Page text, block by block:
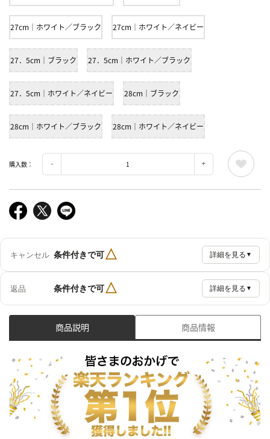
27cm｜ホワイト／ブラック 27cm｜ホワイト／ネイビー
27．5cm｜ブラック 27．5cm｜ホワイト／ブラック
27．5cm｜ホワイト／ネイビー 28cm｜ブラック
28cm｜ホワイト／ブラック 28cm｜ホワイト／ネイビー
購入数：
キャンセル 条件付きで可△ 詳細を見る ▼
返品 条件付きで可△ 詳細を見る ▼
商品説明 商品情報